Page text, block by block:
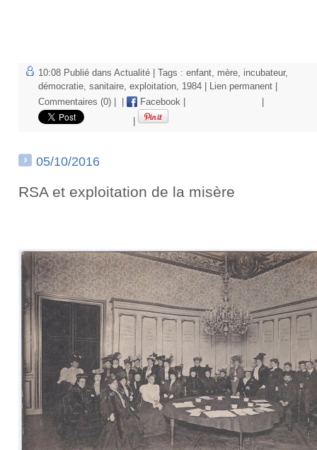
10:08 Publié dans Actualité | Tags : enfant, mère, incubateur,
démocratie, sanitaire, exploitation, 1984 Lien permanent
Commentaires (0)
Facebook
05/10/2016
RSA et exploitation de la misère